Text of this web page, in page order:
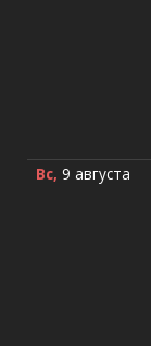
Вс, 9 августа